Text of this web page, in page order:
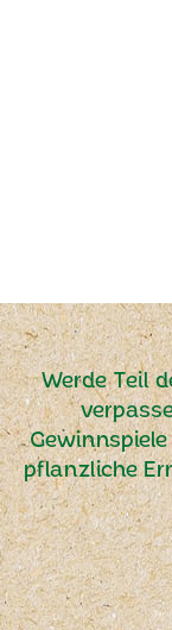
Werde Teil
pflanzliche